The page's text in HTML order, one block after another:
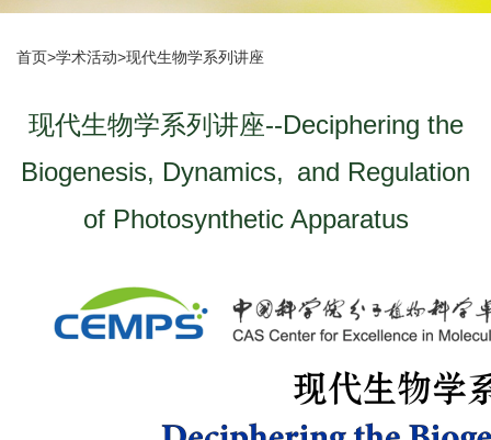
首页>学术活动>现代生物学系列讲座
现代生物学系列讲座--Deciphering the
Biogenesis, Dynamics, and Regulation
of Photosynthetic Apparatus